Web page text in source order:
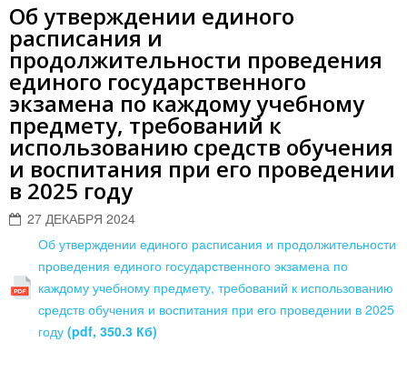
Об утверждении единого
расписания и
продолжительности проведения
единого государственного
экзамена по каждому учебному
предмету, требований к
использованию средств обучения
и воспитания при его проведении
в 2025 году
27 ДЕКАБРЯ 2024
Об утверждении единого расписания и продолжительности
проведения единого государственного экзамена по
каждому учебному предмету, требований к использованию
средств обучения и воспитания при его проведении в 2025
году (pdf, 350.3 Кб)